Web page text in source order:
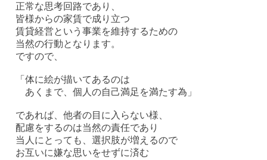
正常な思考回路であり、
皆様からの家賃で成り立つ
賃貸経営という事業を維持するための
当然の行動となります。
ですので、
「体に絵が描いてあるのは
あくまで、個人の自己満足を満たす為」
であれば、他者の目に入らない様、
配慮をするのは当然の責任であり
当人にとっても、選択肢が増えるので
お互いに嫌な思いをせずに済む